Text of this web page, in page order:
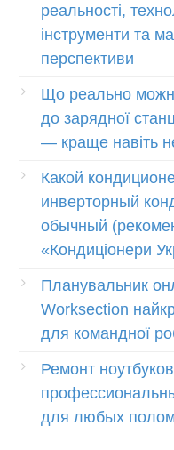
реальності,
інструменти та
перспективи
Що реально
до зарядної
— краще навіть
Какой
инверторный
обычный
«Кондиціонери
Планувальник
Worksection
для командної
Ремонт
для любых